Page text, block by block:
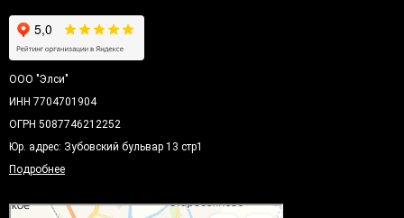
ООО "Элси"
ИНН 7704701904
ОГРН 5087746212252
Юр. адрес: Зубовский бульвар 13 стр1
Подробнее